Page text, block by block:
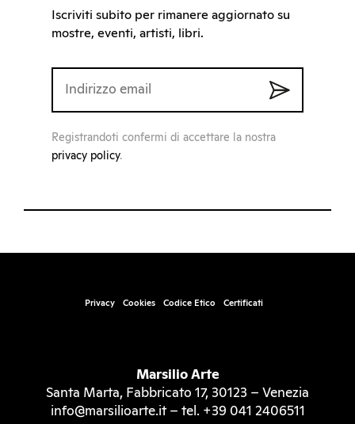
Iscriviti subito per rimanere aggiornato su
mostre, eventi, artisti, libri.
Registrandoti confermi di accettare la nostra
privacy policy.
Privacy Cookies Codice Etico Certificati
Marsilio Arte
Santa Marta, Fabbricato 17, 30123 – Venezia
info@marsilioarte.it – tel. +39 041 2406511